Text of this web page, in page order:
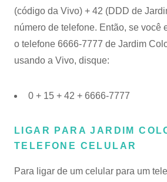
(código da Vivo) + 42 (DDD de
número de telefone. Então, se você
o telefone 6666-7777 de Jardim
usando a Vivo, disque:
0 + 15 + 42 + 6666-7777
LIGAR PARA JARDIM
TELEFONE CELULAR
Para ligar de um celular para um